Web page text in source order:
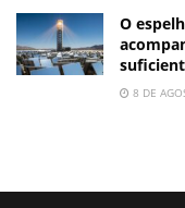
O
8 DE